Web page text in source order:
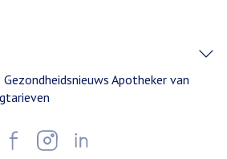
Gezondheidsnieuws Apotheker van